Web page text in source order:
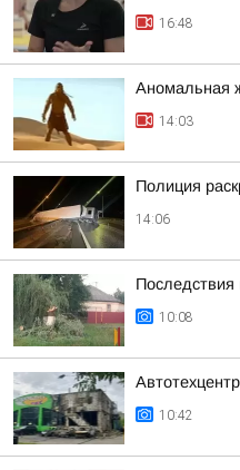
16:48
Аномальная
14:03
Полиция
14:06
Последствия
10:08
10:42